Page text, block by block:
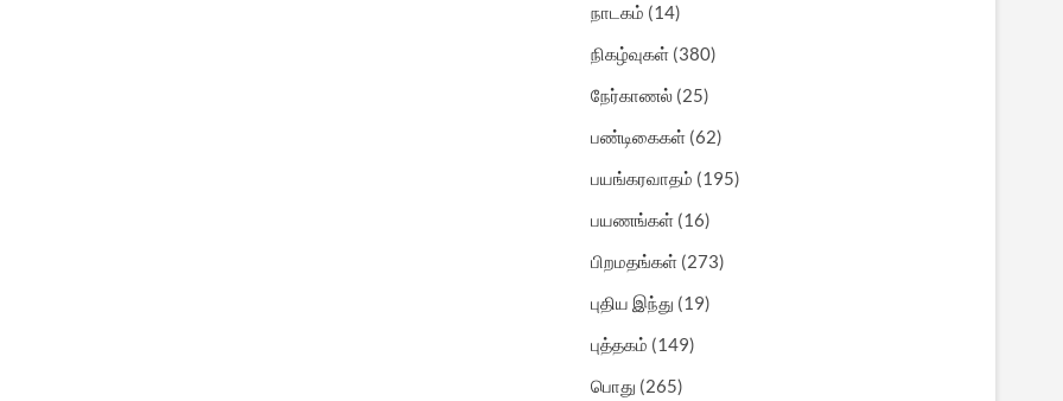
நாடகம் (14)
நிகழ்வுகள் (380)
நேர்காணல் (25)
பண்டிகைகள் (62)
பயங்கரவாதம் (195)
பயணங்கள் (16)
பிறமதங்கள் (273)
புதிய இந்து (19)
புத்தகம் (149)
பொது (265)